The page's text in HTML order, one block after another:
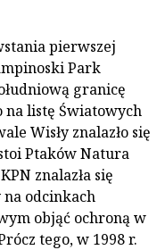
pierwszej
Park
granicę
listę Światowych
Wisły znalazło się
Ptaków Natura
znalazła się
na odcinkach
objąć ochroną w
tego, w 1998 r.